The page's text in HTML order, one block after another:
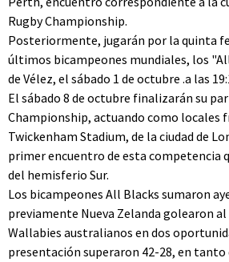
Rugby Championship.
Posteriormente, jugarán por la quinta
últimos bicampeones mundiales, los
de Vélez, el sábado 1 de octubre .a las
El sábado 8 de octubre finalizarán su
Championship, actuando como locales
Twickenham Stadium, de la ciudad de
primer encuentro de esta competencia
del hemisferio Sur.
Los bicampeones All Blacks sumaron
previamente Nueva Zelanda golearon
Wallabies australianos en dos
presentación superaron 42-28, en tanto